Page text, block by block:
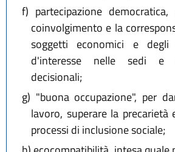
f) partecipazione
coinvolgimento e la
soggetti economici e
d'interesse nelle sedi e
decisionali;
g) "buona occupazione", per
lavoro, superare la precarietà
processi di inclusione sociale;